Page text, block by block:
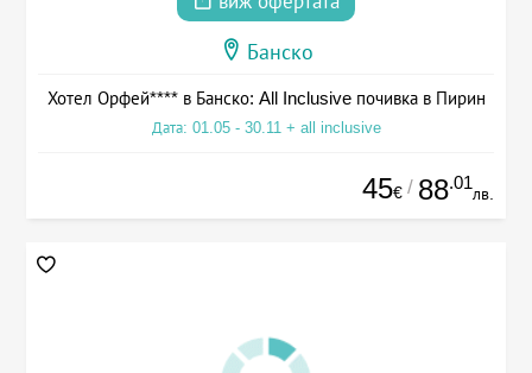
Банско
Хотел Орфей**** в Банско: All Inclusive почивка в Пирин
Дата: 01.05 - 30.11 + all inclusive
45€ / 88.01
лв.